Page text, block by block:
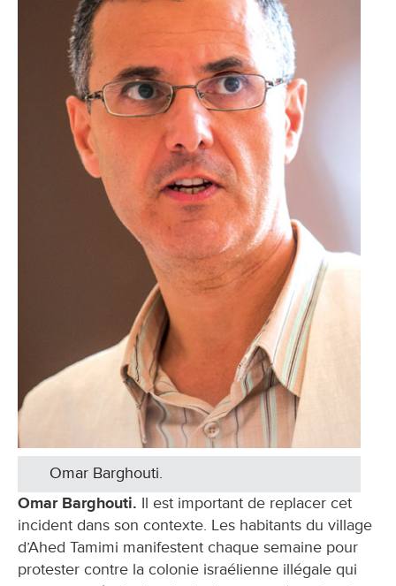
Omar Barghouti.
Omar Barghouti. Il est important de replacer cet
incident dans son contexte. Les habitants du village
d’Ahed Tamimi manifestent chaque semaine pour
protester contre la colonie israélienne illégale qui